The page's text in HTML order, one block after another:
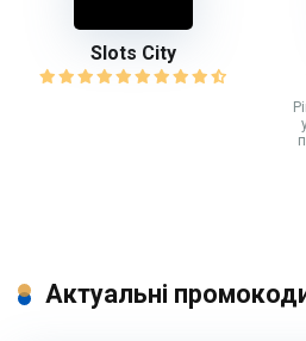
Slots City
Актуальні